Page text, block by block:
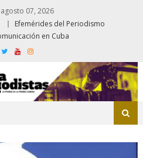
07, 2026
Efemérides del Periodismo
en Cuba